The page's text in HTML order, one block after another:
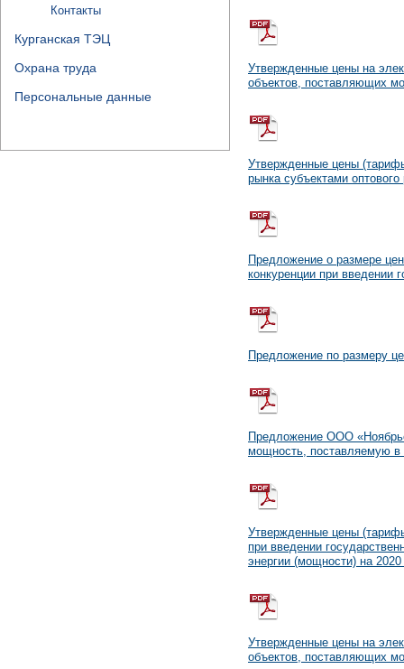
Контакты
Курганская ТЭЦ
Охрана труда
Персональные данные
Утвержденные цены на
объектов, поставляющих
Утвержденные цены
рынка субъектами
Предложение о размере
конкуренции при введении
Предложение по размеру
Предложение ООО
мощность, поставляемую в
Утвержденные цены
при введении
энергии (мощности) на 2020
Утвержденные цены на
объектов, поставляющих